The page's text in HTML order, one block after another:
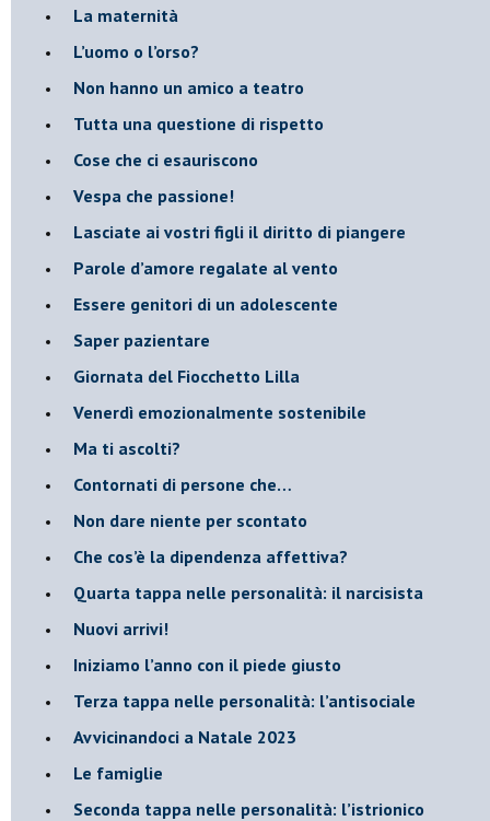
La maternità
​L’uomo o l’orso?
Non hanno un amico a teatro​
​Tutta una questione di rispetto
​Cose che ci esauriscono
​Vespa che passione!
​Lasciate ai vostri figli il diritto di piangere
​Parole d’amore regalate al vento
​Essere genitori di un adolescente
​Saper pazientare
​Giornata del Fiocchetto Lilla
​Venerdì emozionalmente sostenibile
Ma ti ascolti?
Contornati di persone che…
Non dare niente per scontato
Che cos’è la dipendenza affettiva?
Quarta tappa nelle personalità: il narcisista
​Nuovi arrivi!
​Iniziamo l’anno con il piede giusto
​Terza tappa nelle personalità: l’antisociale
​Avvicinandoci a Natale 2023
Le famiglie
Seconda tappa nelle personalità: l’istrionico